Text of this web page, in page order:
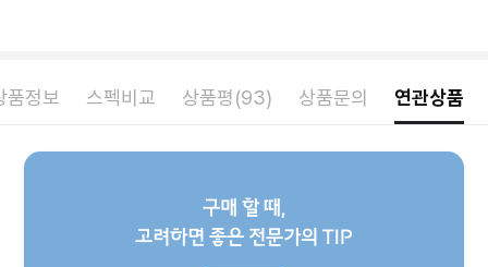
품정보 스펙비교 상품평(93) 상품문의 연관상품
구매 할 때,
고려하면 좋은 전문가의 TIP